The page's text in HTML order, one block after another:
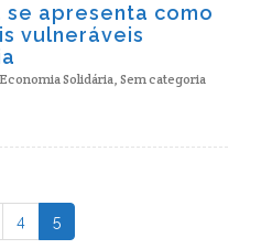
se apresenta como
vulneráveis
Economia Solidária, Sem categoria
Page Page
4 5